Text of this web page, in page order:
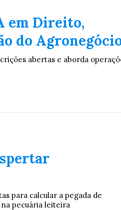
em Direito,
do
abertas e aborda
para calcular a pegada de
pecuária leiteira